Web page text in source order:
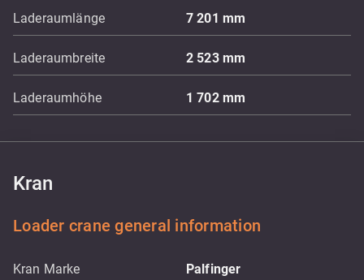
Laderaumlänge 7 201 mm
Laderaumbreite 2 523 mm
Laderaumhöhe 1 702 mm
Kran
Loader crane general information
Kran Marke Palfinger